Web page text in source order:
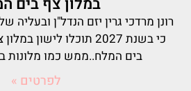
רונן מרדכי גרין יזם הנדל"ן ובעליה
כי בשנת 2027 תוכלו
בים המלח..ממש כמו מלונות
לפרטים »